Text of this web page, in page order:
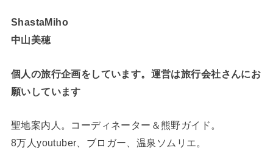
ShastaMiho
中山美穂
個人の旅行企画をしています。運営は旅行会社さんにお
願いしています
聖地案内人。コーディネーター＆熊野ガイド。
8万人youtuber、ブロガー、温泉ソムリエ。